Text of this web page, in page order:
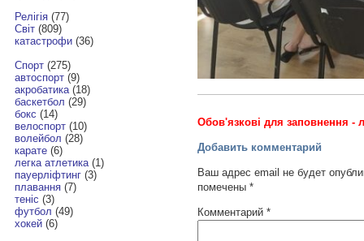
Релігія(77)
Світ(809)
катастрофи(36)
Спорт(275)
автоспорт(9)
акробатика(18)
баскетбол (29)
бокс (14)
велоспорт(10)
волейбол (28)
карате(6)
легка атлетика(1)
пауерліфтинг(3)
плавання(7)
теніс (3)
футбол (49)
хокей(6)
Обов'язкові для заповнення -
Добавить комментарий
Ваш адрес email не будет
помечены *
Комментарий *